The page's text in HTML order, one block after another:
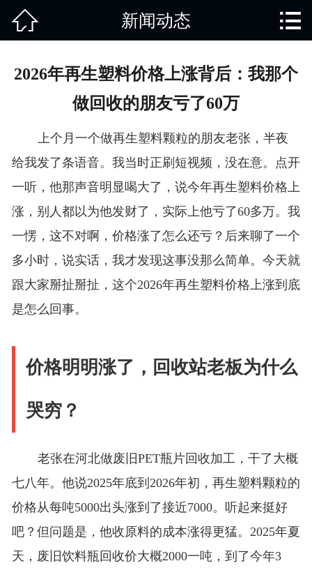
回收范围
服务项目
新闻动态
免责说明
 新闻动态 
2026年再生塑料价格上涨背后：我那个
做回收的朋友亏了60万
上个月一个做再生塑料颗粒的朋友老张，半夜
给我发了条语音。我当时正刷短视频，没在意。点开
一听，他那声音明显喝大了，说今年再生塑料价格上
涨，别人都以为他发财了，实际上他亏了60多万。我
一愣，这不对啊，价格涨了怎么还亏？后来聊了一个
多小时，说实话，我才发现这事没那么简单。今天就
跟大家掰扯掰扯，这个2026年再生塑料价格上涨到底
是怎么回事。
价格明明涨了，回收站老板为什么
哭穷？
老张在河北做废旧PET瓶片回收加工，干了大概
七八年。他说2025年底到2026年初，再生塑料颗粒的
价格从每吨5000出头涨到了接近7000。听起来挺好
吧？但问题是，他收原料的成本涨得更猛。2025年夏
天，废旧饮料瓶回收价大概2000一吨，到了今年3